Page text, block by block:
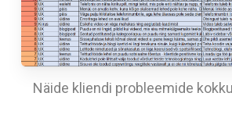
Näide kliendi probleemide